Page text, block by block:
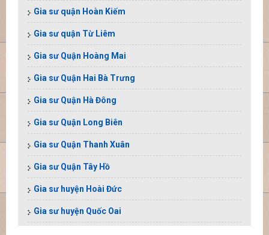
Gia sư quận Hoàn Kiếm
Gia sư quận Từ Liêm
Gia sư Quận Hoàng Mai
Gia sư Quận Hai Bà Trưng
Gia sư Quận Hà Đông
Gia sư Quận Long Biên
Gia sư Quận Thanh Xuân
Gia sư Quận Tây Hồ
Gia sư huyện Hoài Đức
Gia sư huyện Quốc Oai